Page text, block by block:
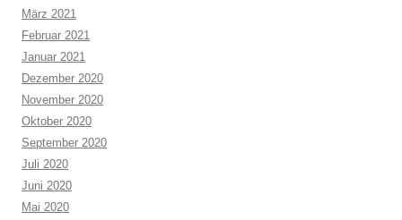
März 2021
Februar 2021
Januar 2021
Dezember 2020
November 2020
Oktober 2020
September 2020
Juli 2020
Juni 2020
Mai 2020